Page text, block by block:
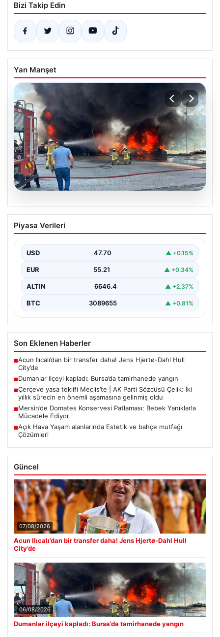
Bizi Takip Edin
Yan Manşet
06.08.2026
Dumanlar ilçeyi kapladı: Bursa’da
tamirhanede yangın
Piyasa Verileri
USD 47.70 ▲ +0.15%
EUR 55.21 ▲ +0.34%
ALTIN 6646.4 ▲ +2.37%
BTC 3089655 ▲ +0.81%
Son Eklenen Haberler
■Acun Ilıcalı’dan bir transfer daha! Jens Hjertø-Dahl Hull
City’de
■Dumanlar ilçeyi kapladı: Bursa’da tamirhanede yangın
■Çerçeve yasa teklifi Meclis’te | AK Parti Sözcüsü Çelik: İki
yıllık sürecin en önemli aşamasına gelinmiş oldu
■Mersin’de Domates Konservesi Patlaması: Bebek Yanıklarla
Mücadele Ediyor
■Açık Hava Yaşam alanlarında Estetik ve bahçe mutfağı
Çözümleri
Güncel
07/08/2026
Acun Ilıcalı’dan bir transfer daha! Jens Hjertø-Dahl Hull
City’de
06/08/2026
Dumanlar ilçeyi kapladı: Bursa’da tamirhanede yangın